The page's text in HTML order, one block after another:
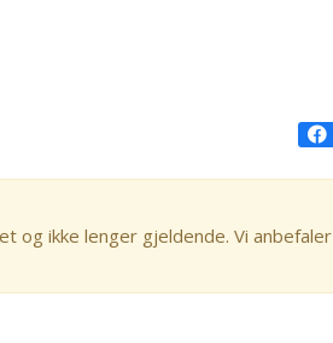
og ikke lenger gjeldende. Vi anbefaler